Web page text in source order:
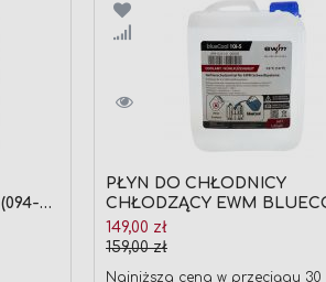
Porównaj
PŁYN DO CHŁODNICY
CHŁODZĄCY EWM
10i-5, 5L (-10°C) 094-024141-
Cena
promocyjna
149,00 zł
159,00 zł
Najniższa cena w przeciągu 30